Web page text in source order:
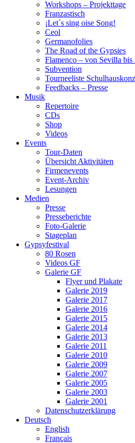
Workshops – Projekttage
Franzastisch
¡Let´s sing oise Song!
Ceol
Germanofolies
The Road of the Gypsies
Flamenco – von Sevilla bis
Subvention
Tourneeliste
Feedbacks – Presse
Musik
Repertoire
CDs
Shop
Videos
Events
Tour-Daten
Übersicht Aktivitäten
Firmenevents
Event-Archiv
Lesungen
Medien
Presse
Presseberichte
Foto-Galerie
Stageplan
Gypsyfestival
80 Rosen
Videos GF
Galerie GF
Flyer und Plakate
Galerie 2019
Galerie 2017
Galerie 2016
Galerie 2015
Galerie 2014
Galerie 2013
Galerie 2011
Galerie 2010
Galerie 2009
Galerie 2007
Galerie 2005
Galerie 2003
Galerie 2001
Datenschutzerklärung
Deutsch
English
Français